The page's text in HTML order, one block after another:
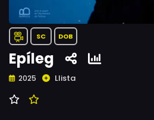
SC DOB
Epíleg
2025 Llista